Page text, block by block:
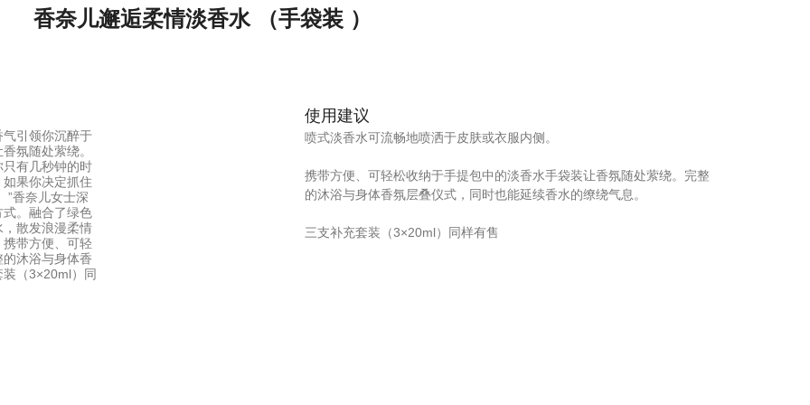
香奈儿邂逅柔情淡香水 （手袋装 ）
引领你沉醉于
氛随处萦绕。
有几秒钟的时
果你决定抓住
”香奈儿女士深
。融合了绿色
散发浪漫柔情
带方便、可轻
沐浴与身体香
（3×20ml）同
使用建议
喷式淡香水可流畅地喷洒于皮肤或衣服内侧。
携带方便、可轻松收纳于手提包中的淡香水手袋装让香氛随处萦绕。完整
的沐浴与身体香氛层叠仪式，同时也能延续香水的缭绕气息。
三支补充套装（3×20ml）同样有售